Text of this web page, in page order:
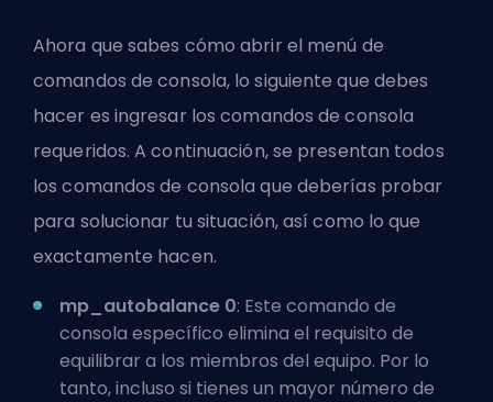
Ahora que sabes cómo abrir el menú de
comandos de consola, lo siguiente que debes
hacer es ingresar los comandos de consola
requeridos. A continuación, se presentan todos
los comandos de consola que deberías probar
para solucionar tu situación, así como lo que
exactamente hacen.
mp_autobalance 0: Este comando de
consola específico elimina el requisito de
equilibrar a los miembros del equipo. Por lo
tanto, incluso si tienes un mayor número de